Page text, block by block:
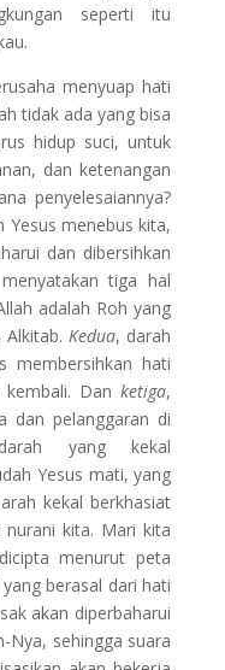
seperti itu
menyuap hati
tidak ada yang bisa
hidup suci, untuk
dan ketenangan
penyelesaiannya?
Yesus menebus kita,
dan dibersihkan
tiga hal
adalah Roh yang
Kedua, darah
membersihkan hati
kembali. Danketiga,
dan pelanggaran di
yang kekal
Yesus mati, yang
kekal berkhasiat
nurani kita. Mari kita
menurut peta
berasal dari hati
akan diperbaharui
Nya, sehingga suara